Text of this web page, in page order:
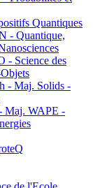
Quantiques
- Quantique,
- Science des
- Maj. Solids -
Maj. WAPE -